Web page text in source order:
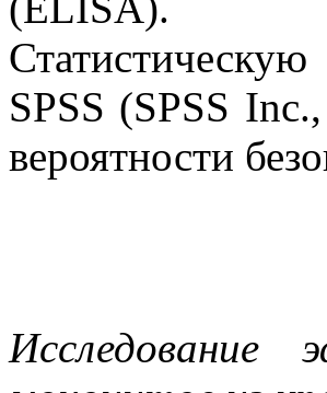
SPSS (SPSS
вероятности
Исследование